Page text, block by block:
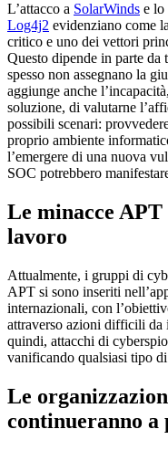
L’attacco a SolarWinds e lo
Log4j2 evidenziano come
critico e uno dei vettori
Questo dipende in parte
spesso non assegnano la
aggiunge anche
soluzione, di valutarne
possibili scenari:
proprio ambiente
l’emergere di una nuova
SOC potrebbero
Le minacce APT
lavoro
Attualmente, i gruppi di
APT si sono inseriti
internazionali, con
attraverso azioni difficili da
quindi, attacchi di
vanificando qualsiasi tipo
Le
continueranno a